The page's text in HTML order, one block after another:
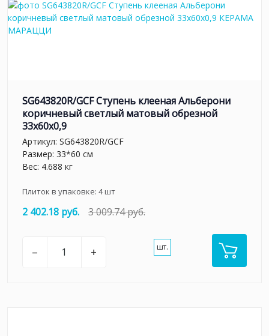
SG643820R/GCF Ступень клееная Альберони
коричневый светлый матовый обрезной
33x60x0,9
Артикул: SG643820R/GCF
Размер: 33*60 см
Вес: 4.688 кг
Плиток в упаковке: 4шт
2 402.18 руб. 3 009.74 руб.
– + шт.